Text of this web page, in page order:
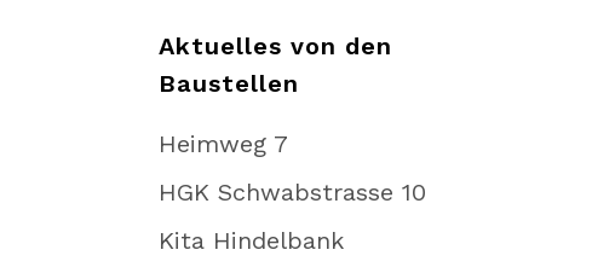
Aktuelles von den
Baustellen
Heimweg 7
HGK Schwabstrasse 10
Kita Hindelbank